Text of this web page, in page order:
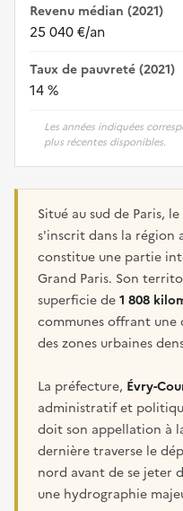
Revenu médian (2021)
25 040 €/an
Taux de pauvreté (2021)
14 %
Les années indiquées
plus récentes disponibles.
Situé au sud de Paris,
s'inscrit dans la région
constitue une partie
Grand Paris. Son
superficie de1 808
communes offrant une
des zones urbaines
La préfecture, Évry-
administratif et
doit son appellation à
dernière traverse le
nord avant de se jeter
une hydrographie